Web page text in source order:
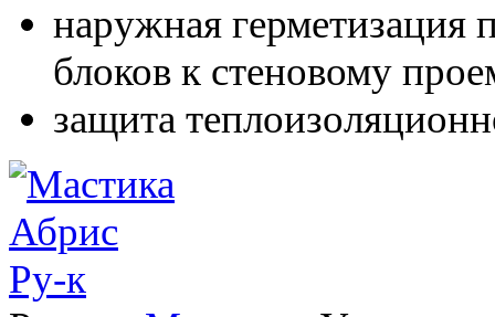
наружная
блоков к стеновому
защита